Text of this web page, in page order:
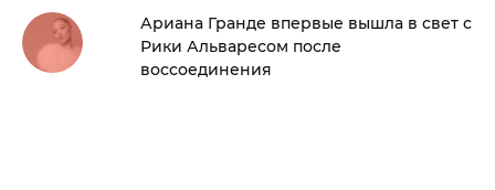
Ариана Гранде впервые вышла в свет с
Рики Альваресом после
воссоединения